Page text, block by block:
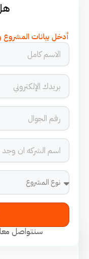
أدخل بيانات
سنتواصل معك خلال 24